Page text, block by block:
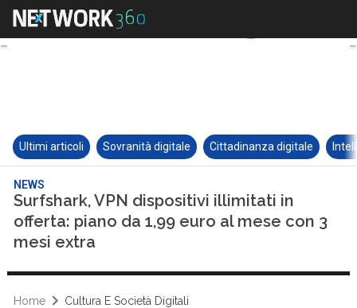
Ultimi articoli Sovranità digitale Cittadinanza digitale
NEWS
Surfshark, VPN dispositivi illimitati in
offerta: piano da 1,99 euro al mese con 3
mesi extra
Home Cultura E Società Digitali